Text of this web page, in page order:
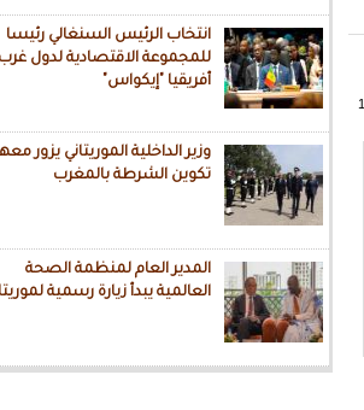
انتخاب الرئيس السنغالي رئيسا
للمجموعة الاقتصادية لدول غرب
أفريقيا "إيكواس"
وزير الداخلية الموريتاني يزور
تكوين الشرطة بالمغرب
المدير العام لمنظمة الصحة
العالمية يبدأ زيارة رسمية